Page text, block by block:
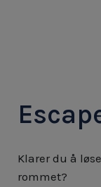
Klarer du å
rommet?